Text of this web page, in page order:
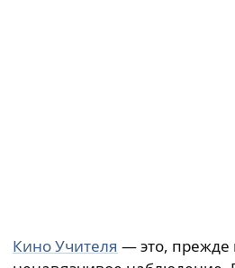
Кино Учителя — это, прежде